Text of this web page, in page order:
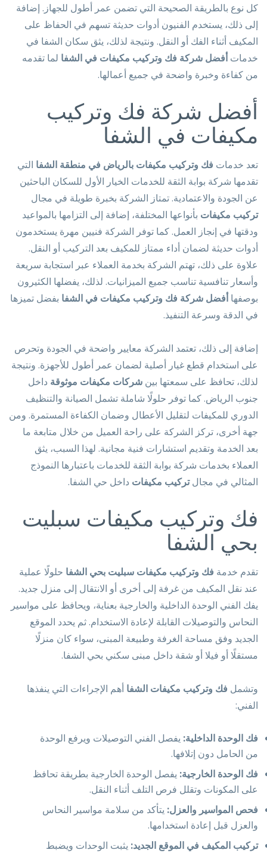
كل نوع بالطريقة الصحيحة التي تضمن عمر أطول للجهاز. إضافة
إلى ذلك، يستخدم الفنيون أدوات حديثة تسهم في الحفاظ على
المكيف أثناء الفك أو النقل. ونتيجة لذلك، يثق سكان الشفا في
خدماتأفضل شركة فك وتركيب مكيفات في الشفا لما تقدمه
من كفاءة وخبرة واضحة في جميع أعمالها.
أفضل شركة فك وتركيب
مكيفات في الشفا
تعد خدمات فك وتركيب مكيفات بالرياض في منطقة الشفا التي
تقدمها شركة بوابة الثقة للخدمات الخيار الأول للسكان الباحثين
عن الجودة والاعتمادية. تمتاز الشركة بخبرة طويلة في مجال
تركيب مكيفات بأنواعها المختلفة، إضافة إلى التزامها بالمواعيد
ودقتها في إنجاز العمل. كما توفر الشركة فنيين مهرة يستخدمون
أدوات حديثة لضمان أداء ممتاز للمكيف بعد التركيب أو النقل.
علاوة على ذلك، تهتم الشركة بخدمة العملاء عبر استجابة سريعة
وأسعار تنافسية تناسب جميع الميزانيات. لذلك، يفضلها الكثيرون
بوصفهاأفضل شركة فك وتركيب مكيفات في الشفا بفضل تميزها
في الدقة وسرعة التنفيذ.
إضافة إلى ذلك، تعتمد الشركة معايير واضحة في الجودة وتحرص
على استخدام قطع غيار أصلية لضمان عمر أطول للأجهزة. ونتيجة
لذلك، تحافظ على سمعتها بين شركات مكيفات موثوقة داخل
جنوب الرياض. كما توفر حلولًا شاملة تشمل الصيانة والتنظيف
الدوري للمكيفات لتقليل الأعطال وضمان الكفاءة المستمرة. ومن
جهة أخرى، تركز الشركة على راحة العميل من خلال متابعة ما
بعد الخدمة وتقديم استشارات فنية مجانية. لهذا السبب، يثق
العملاء بخدمات شركة بوابة الثقة للخدمات باعتبارها النموذج
المثالي في مجالتركيب مكيفات داخل حي الشفا.
فك وتركيب مكيفات سبليت
بحي الشفا
تقدم خدمة فك وتركيب مكيفات سبليت بحي الشفا حلولًا عملية
عند نقل المكيف من غرفة إلى أخرى أو الانتقال إلى منزل جديد.
يفك الفني الوحدة الداخلية والخارجية بعناية، ويحافظ على مواسير
النحاس والتوصيلات القابلة لإعادة الاستخدام. ثم يحدد الموقع
الجديد وفق مساحة الغرفة وطبيعة المبنى، سواء كان منزلًا
مستقلًا أو فيلا أو شقة داخل مبنى سكني بحي الشفا.
وتشمل فك وتركيب مكيفات الشفا أهم الإجراءات التي ينفذها
الفني:
فك الوحدة الداخلية: يفصل الفني التوصيلات ويرفع الوحدة
من الحامل دون إتلافها.
فك الوحدة الخارجية: يفصل الوحدة الخارجية بطريقة تحافظ
على المكونات وتقلل فرص التلف أثناء النقل.
فحص المواسير والعزل: يتأكد من سلامة مواسير النحاس
والعزل قبل إعادة استخدامها.
تركيب المكيف في الموقع الجديد: يثبت الوحدات ويضبط